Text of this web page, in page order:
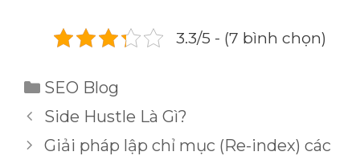
3.3/5 - (7 bình chọn)
Danh
mục
SEO Blog
Side Hustle Là Gì?
Giải pháp lập chỉ mục (Re-index) các